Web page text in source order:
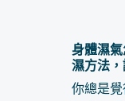
身體濕
濕方法，
你總是